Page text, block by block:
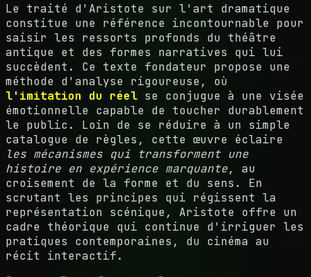
Le traité d'Aristote sur l'art dramatique
constitue une référence incontournable pour
saisir les ressorts profonds du théâtre
antique et des formes narratives qui lui
succèdent. Ce texte fondateur propose une
méthode d'analyse rigoureuse, où
l'imitation du réel se conjugue à une visée
émotionnelle capable de toucher durablement
le public. Loin de se réduire à un simple
catalogue de règles, cette œuvre éclaire
les mécanismes qui transforment une
histoire en expérience marquante, au
croisement de la forme et du sens. En
scrutant les principes qui régissent la
représentation scénique, Aristote offre un
cadre théorique qui continue d'irriguer les
pratiques contemporaines, du cinéma au
récit interactif.